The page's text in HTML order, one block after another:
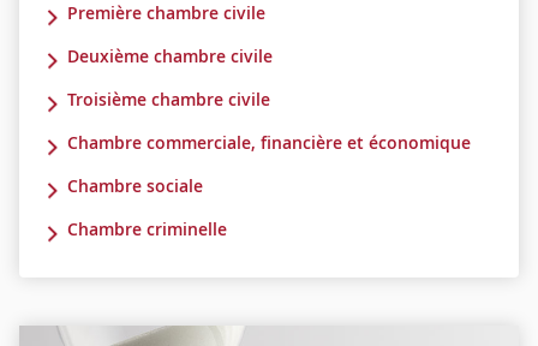
Première chambre civile
Deuxième chambre civile
Troisième chambre civile
Chambre commerciale, financière et économique
Chambre sociale
Chambre criminelle